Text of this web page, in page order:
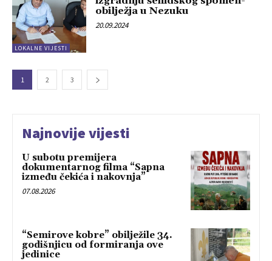
LOKALNE VIJESTI
obilježja u Nezuku
20.09.2024
1 2 3
Najnovije vijesti
U subotu premijera
dokumentarnog filma “Sapna
između čekića i nakovnja”
07.08.2026
“Semirove kobre” obilježile 34.
godišnjicu od formiranja ove
jedinice